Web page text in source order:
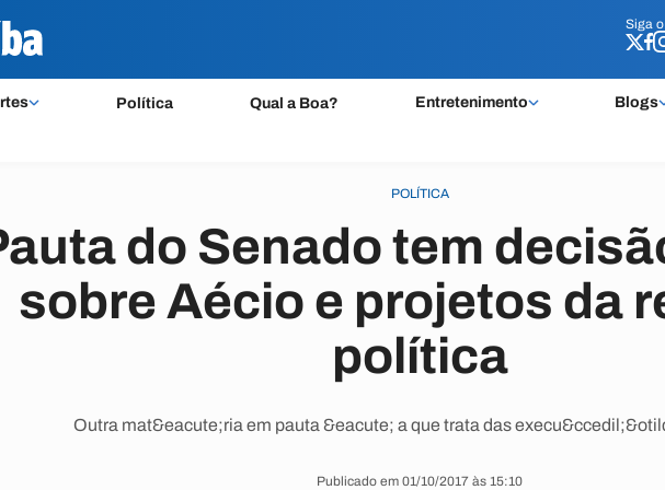
Siga o
Política Qual a Boa? Entretenimento Blogs
Siga o
POLÍTICA
do Senado tem
sobre Aécio e projetos da
política
Outra mat&eacute;ria em pauta &eacute; a que trata das
Publicado em 01/10/2017 às 15:10